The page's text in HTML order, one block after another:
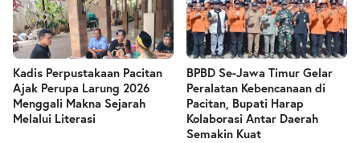
Kadis Perpustakaan Pacitan
Ajak Perupa Larung 2026
Menggali Makna Sejarah
Melalui Literasi
BPBD Se-Jawa Timur Gelar
Peralatan Kebencanaan di
Pacitan, Bupati Harap
Kolaborasi Antar Daerah
Semakin Kuat